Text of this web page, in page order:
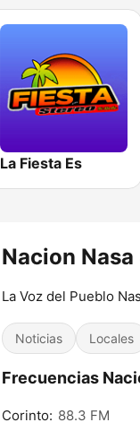
La Fiesta Es
Nacion
La Voz del Pueblo
Noticias Locales
Frecuencias
Corinto: 88.3 FM